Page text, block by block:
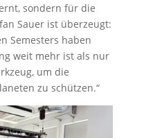
sondern für die
Sauer ist überzeugt:
Semesters haben
weit mehr ist als nur
um die
zu schützen.“